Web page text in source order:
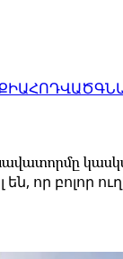
ՀՈԴՎԱԾ
որ բոլոր